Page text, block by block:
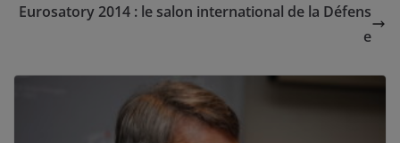
Eurosatory 2014 : le salon international de la Défens
e